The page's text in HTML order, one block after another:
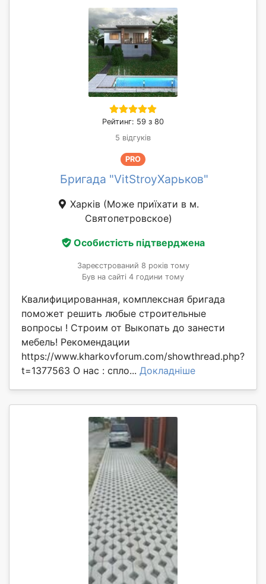
Рейтинг: 59 з 80
5 відгуків
PRO
Бригада "VitStroyХарьков"
Харків (Може приїхати в м.
Святопетровское)
Особистість підтверджена
Зареєстрований 8 років тому
Був на сайті 4 години тому
Квалифицированная, комплексная бригада
поможет решить любые строительные
вопросы ! Строим от Выкопать до занести
мебель! Рекомендации
https://www.kharkovforum.com/showthread.php?
t=1377563 О нас : спло... Докладніше